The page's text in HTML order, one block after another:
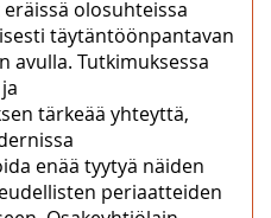
olosuhteissa
täytäntöönpantavan
avulla. Tutkimuksessa
tärkeää yhteyttä,
enää tyytyä näiden
periaatteiden